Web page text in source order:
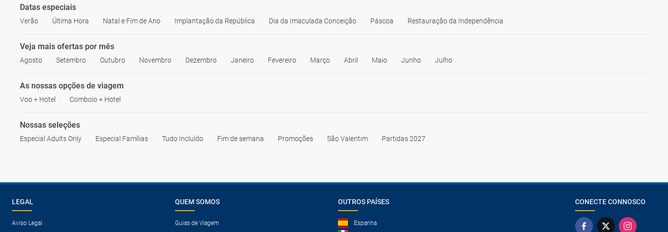
Datas especiais
Verão Última Hora Natal e Fim de Ano Implantação da República Dia da Imaculada Conceição Páscoa Restauração da Independência
Veja mais ofertas por mês
Agosto Setembro Outubro Novembro Dezembro Janeiro Fevereiro Março Abril Maio Junho Julho
As nossas opções de viagem
Voo + Hotel Comboio + Hotel
Nossas seleções
Especial Adults Only Especial Famílias Tudo Incluído Fim de semana Promoções São Valentim Partidas 2027
LEGAL
Aviso Legal
QUEM SOMOS
Guias de Viagem
OUTROS PAÍSES
Espanha
CONECTE CONNOSCO